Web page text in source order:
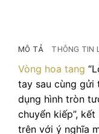
MÔ TẢ THÔNG TIN
Vòng hoa tang
tay sau cùng gửi
dụng hình tròn
chuyển kiếp”,
trên với ý nghĩa